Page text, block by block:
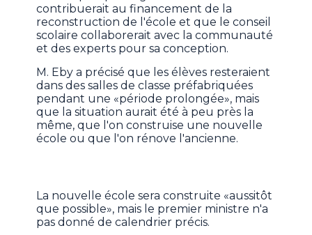
contribuerait au financement de la
reconstruction de l'école et que le conseil
scolaire collaborerait avec la communauté
et des experts pour sa conception.
M. Eby a précisé que les élèves resteraient
dans des salles de classe préfabriquées
pendant une «période prolongée», mais
que la situation aurait été à peu près la
même, que l'on construise une nouvelle
école ou que l'on rénove l'ancienne.
La nouvelle école sera construite «aussitôt
que possible», mais le premier ministre n'a
pas donné de calendrier précis.